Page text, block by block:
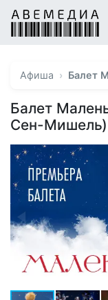
Афиша Балет
Балет
Сен-Мишель)